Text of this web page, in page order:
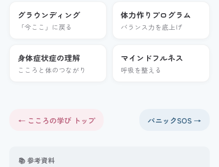
グラウンディング
「今ここ」に戻る
体力作りプログラム
バランス力を底上げ
身体症状症の理解
こころと体のつながり
マインドフルネス
呼吸を整える
← こころの学び トップ パニックSOS →
📚 参考資料